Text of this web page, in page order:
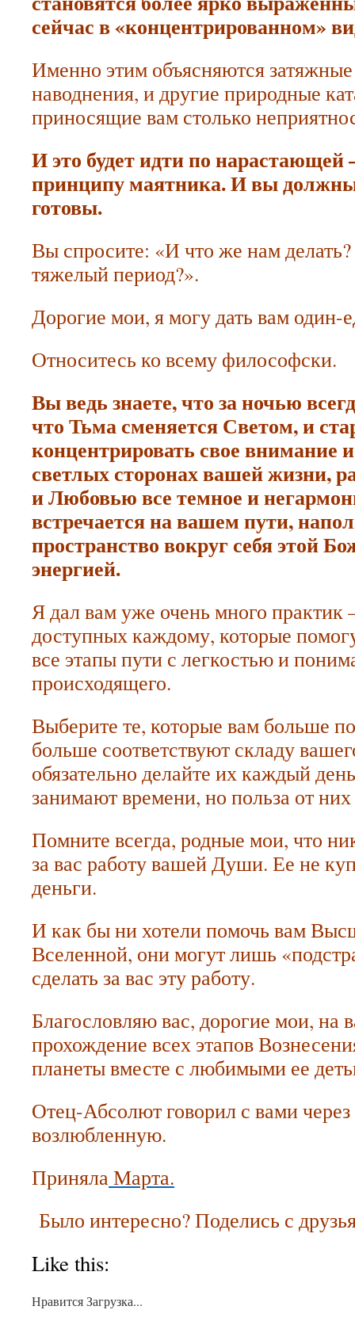
сейчас в «концентрированном»
Именно этим объясняются
наводнения, и другие природные
приносящие вам столько
И это будет идти по нарастающей
принципу маятника. И вы
готовы.
Вы спросите: «И что же нам
тяжелый период?».
Дорогие мои, я могу дать вам один-
Относитесь ко всему философски.
Вы ведь знаете, что за ночью
что Тьма сменяется Светом, и
концентрировать свое внимание
светлых сторонах вашей жизни,
и Любовью все темное и
встречается на вашем пути,
пространство вокруг себя этой
энергией.
Я дал вам уже очень много практик
доступных каждому, которые
все этапы пути с легкостью и
происходящего.
Выберите те, которые вам больше
больше соответствуют складу
обязательно делайте их каждый
занимают времени, но польза от
Помните всегда, родные мои, что
за вас работу вашей Души. Ее не
деньги.
И как бы ни хотели помочь вам
Вселенной, они могут лишь
сделать за вас эту работу.
Благословляю вас, дорогие мои, на
прохождение всех этапов
планеты вместе с любимыми ее
Отец-Абсолют говорил с вами
возлюбленную.
ПринялаМарта.
Было интересно? Поделись с
Like this:
НравитсяЗагрузка...